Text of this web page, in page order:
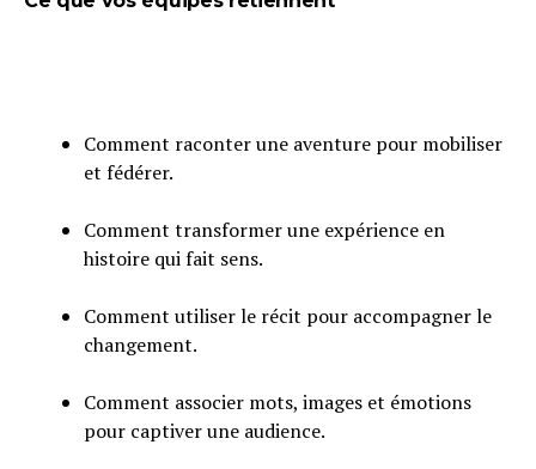
Comment raconter une aventure pour mobiliser
et fédérer.
Comment transformer une expérience en
histoire qui fait sens.
Comment utiliser le récit pour accompagner le
changement.
Comment associer mots, images et émotions
pour captiver une audience.